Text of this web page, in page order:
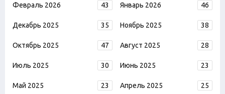
Февраль 2026 43 Январь 2026 46
Декабрь 2025 35 Ноябрь 2025 38
Октябрь 2025 47 Август 2025 28
Июль 2025 30 Июнь 2025 23
Май 2025 23 Апрель 2025 25